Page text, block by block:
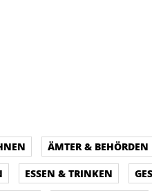
ÄMTER & BEHÖRDEN
ESSEN & TRINKEN